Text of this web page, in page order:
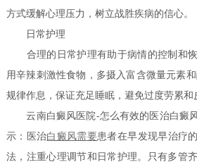
方式缓解心理压力，树立战胜疾病的信心。
日常护理
合理的日常护理有助于病情的控制和恢
用辛辣刺激性食物，多摄入富含微量元素
规律作息，保证充足睡眠，避免过度劳累和
云南白癜风医院-怎么有效的医治白癜
示：医治白癜风需要患者在早发现早治疗
法，注重心理调节和日常护理。只有多管